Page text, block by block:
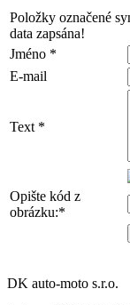
Položky označené
data zapsána!
Jméno *
E-mail
Text *
Opište kód z
obrázku:*
DK auto-moto s.r.o.